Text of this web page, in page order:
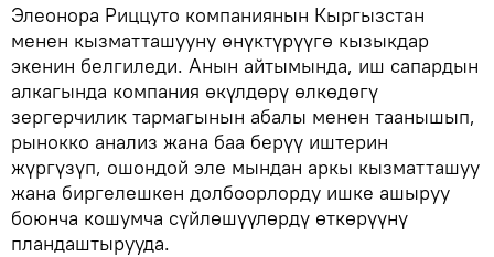
Элеонора Риццуто компаниянын Кыргызстан
менен кызматташууну өнүктүрүүгө кызыкдар
экенин белгиледи. Анын айтымында, иш сапардын
алкагында компания өкүлдөрү өлкөдөгү
зергерчилик тармагынын абалы менен таанышып,
рынокко анализ жана баа берүү иштерин
жүргүзүп, ошондой эле мындан аркы кызматташуу
жана биргелешкен долбоорлорду ишке ашыруу
боюнча кошумча сүйлөшүүлөрдү өткөрүүнү
пландаштырууда.